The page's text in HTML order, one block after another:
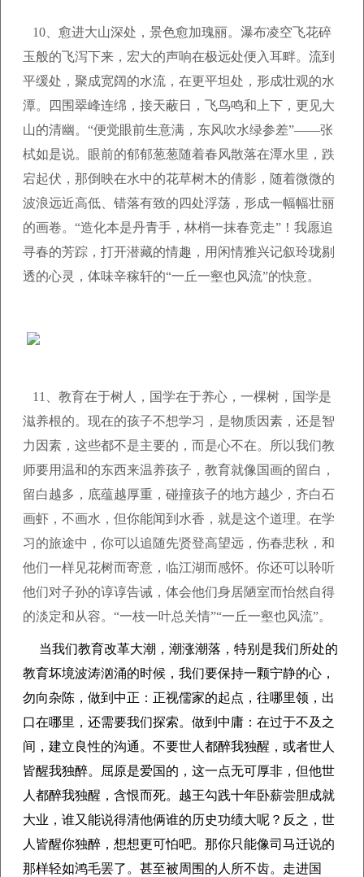
10、愈进大山深处，景色愈加瑰丽。瀑布凌空飞花碎
玉般的飞泻下来，宏大的声响在极远处便入耳畔。流到
平缓处，聚成宽阔的水流，在更平坦处，形成壮观的水
潭。四围翠峰连绵，接天蔽日，飞鸟鸣和上下，更见大
山的清幽。“便觉眼前生意满，东风吹水绿参差”——张
栻如是说。眼前的郁郁葱葱随着春风散落在潭水里，跌
宕起伏，那倒映在水中的花草树木的倩影，随着微微的
波浪远近高低、错落有致的四处浮荡，形成一幅幅壮丽
的画卷。“造化本是丹青手，林梢一抹春竞走”！我愿追
寻春的芳踪，打开潜藏的情趣，用闲情雅兴记叙玲珑剔
透的心灵，体味辛稼轩的“一丘一壑也风流”的快意。
11、 教育在于树人，国学在于养心，一棵树，国学是
滋养根的。现在的孩子不想学习，是物质因素，还是智
力因素，这些都不是主要的，而是心不在。所以我们教
师要用温和的东西来温养孩子，教育就像国画的留白，
留白越多，底蕴越厚重，碰撞孩子的地方越少，齐白石
画虾，不画水，但你能闻到水香，就是这个道理。在学
习的旅途中，你可以追随先贤登高望远，伤春悲秋，和
他们一样见花树而寄意，临江湖而感怀。你还可以聆听
他们对子孙的谆谆告诫，体会他们身居陋室而怡然自得
的淡定和从容。“一枝一叶总关情”“一丘一壑也风流”。
当我们教育改革大潮，潮涨潮落，特别是我们所处的
教育坏境波涛汹涌的时候，我们要保持一颗宁静的心，
勿向杂陈，做到中正：正视儒家的起点，往哪里领，出
口在哪里，还需要我们探索。做到中庸：在过于不及之
间，建立良性的沟通。不要世人都醉我独醒，或者世人
皆醒我独醉。屈原是爱国的，这一点无可厚非，但他世
人都醉我独醒，含恨而死。越王勾践十年卧薪尝胆成就
大业，谁又能说得清他俩谁的历史功绩大呢？反之，世
人皆醒你独醉，想想更可怕吧。那你只能像司马迁说的
那样轻如鸿毛罢了。甚至被周围的人所不齿。走进国